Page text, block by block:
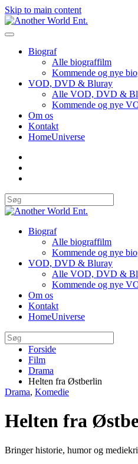
Skip to main content
Biograf
Alle biograffilm
Kommende og nye
VOD, DVD & Bluray
Alle VOD, DVD &
Kommende og nye
Om os
Kontakt
HomeUniverse
Biograf
Alle biograffilm
Kommende og nye
VOD, DVD & Bluray
Alle VOD, DVD &
Kommende og nye
Om os
Kontakt
HomeUniverse
Forside
Film
Drama
Helten fra Østberlin
Drama, Komedie
Helten fra
Bringer historie, humor og